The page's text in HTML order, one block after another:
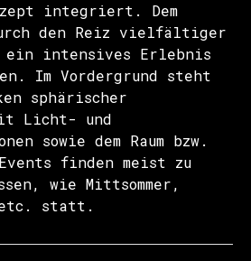
integriert. Dem
den Reiz vielfältiger
ein intensives Erlebnis
Im Vordergrund steht
sphärischer
Licht- und
sowie dem Raum bzw.
finden meist zu
wie Mittsommer,
etc. statt.